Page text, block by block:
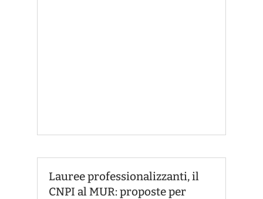
Lauree professionalizzanti, il
CNPI al MUR: proposte per